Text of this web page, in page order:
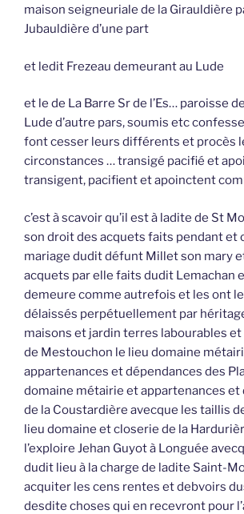
maison seigneuriale de la Girauldière
Jubauldière d’une part
et ledit Frezeau demeurant au Lude
et le de La Barre Sr de l’Es… paroisse
Lude d’autre pars, soumis etc
font cesser leurs différents et procès
circonstances … transigé pacifié et
transigent, pacifient et apoinctent
c’est à scavoir qu’il est à ladite de St
son droit des acquets faits pendant et
mariage dudit défunt Millet son mary
acquets par elle faits dudit Lemachan
demeure comme autrefois et les ont
délaissés perpétuellement par
maisons et jardin terres labourables
de Mestouchon le lieu domaine
appartenances et dépendances des
domaine métairie et appartenances et
de la Coustardière avecque les taillis
lieu domaine et closerie de la
l’exploire Jehan Guyot à Longuée
dudit lieu à la charge de ladite Saint-
acquiter les cens rentes et debvoirs
desdite choses qui en recevront pour